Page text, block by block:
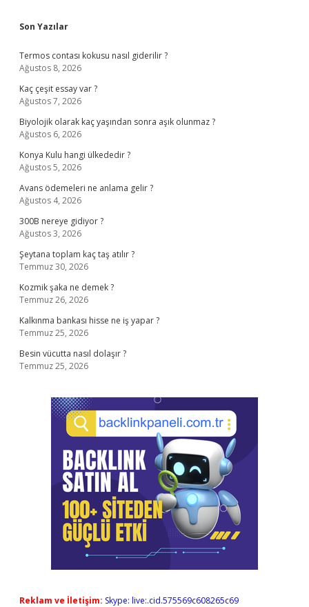
Sidebar
Son Yazılar
Termos contası kokusu nasıl giderilir ?
Ağustos 8, 2026
Kaç çeşit essay var ?
Ağustos 7, 2026
Biyolojik olarak kaç yaşından sonra aşık olunmaz ?
Ağustos 6, 2026
Konya Kulu hangi ülkededir ?
Ağustos 5, 2026
Avans ödemeleri ne anlama gelir ?
Ağustos 4, 2026
300B nereye gidiyor ?
Ağustos 3, 2026
Şeytana toplam kaç taş atılır ?
Temmuz 30, 2026
Kozmik şaka ne demek ?
Temmuz 26, 2026
Kalkınma bankası hisse ne iş yapar ?
Temmuz 25, 2026
Besin vücutta nasıl dolaşır ?
Temmuz 25, 2026
Reklam ve İletişim: Skype: live:.cid.575569c608265c69